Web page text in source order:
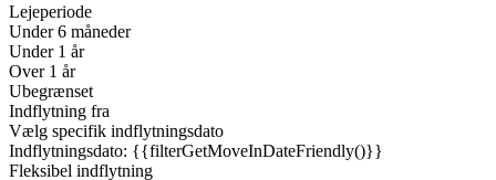
Lejeperiode
Under 6 måneder
Under 1 år
Over 1 år
Ubegrænset
Indflytning fra
Vælg specifik indflytningsdato
Indflytningsdato: {{filterGetMoveInDateFriendly()}}
Fleksibel indflytning